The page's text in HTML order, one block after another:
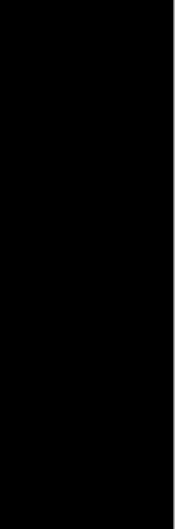
películas Palermo
doblaje o subtítulos que
alquilar o contratar un